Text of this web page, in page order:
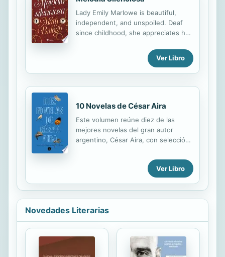
especie humana, aunque también
hay muestras elocuentes de moral
farisea y esquemas racistas que
luego alimentarían la ideología
colonial. Se sabe que Defoe se
inspiró en un caso real: el del
filibustero Alexander Selkirk, que
Lady Emily Marlowe is beautiful,
independent, and unspoiled. Deaf
since childhood, she appreciates her
but the man theyve chosen for her
betrothal can never fulfill her. The
only one Emily has ever desired is
Ver Libro
10 Novelas de César Aira
Este volumen reúne diez de las
mejores novelas del gran autor
argentino, César Aira, con selección
«Hace tiempo descubrimos que la
gran novela de César Aira se estaba
escribiendo con la acumulación de
sus decenas de novelitas, que
alcanzaron la centena en 2018. Los
devotos fuimos atesorándolas como
si se tratara de los fascículos de una
enciclopedia secreta, ya que,
además, iban publicándose con
rapidez por aquí y por allá, de
Ver Libro
Novedades Literarias